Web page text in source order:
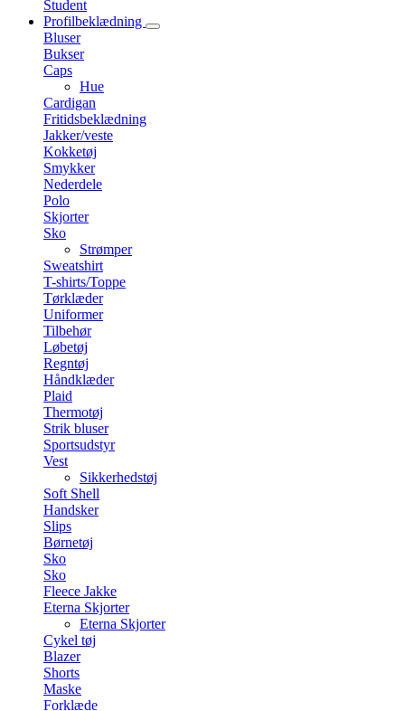
Student
Profilbeklædning
Bluser
Bukser
Caps
Hue
Cardigan
Fritidsbeklædning
Jakker/veste
Kokketøj
Smykker
Nederdele
Polo
Skjorter
Sko
Strømper
Sweatshirt
T-shirts/Toppe
Tørklæder
Uniformer
Tilbehør
Løbetøj
Regntøj
Håndklæder
Plaid
Thermotøj
Strik bluser
Sportsudstyr
Vest
Sikkerhedstøj
Soft Shell
Handsker
Slips
Børnetøj
Sko
Sko
Fleece Jakke
Eterna Skjorter
Eterna Skjorter
Cykel tøj
Blazer
Shorts
Maske
Forklæde